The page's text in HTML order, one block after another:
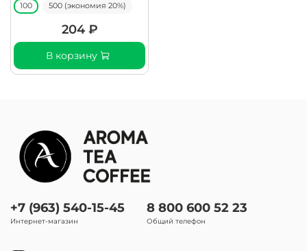
100 500 (экономия 20%)
204 ₽
В корзину
+7 (963) 540-15-45
Интернет-магазин
8 800 600 52 23
Общий телефон